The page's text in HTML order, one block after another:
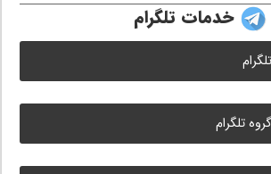
خدمات تلگرام
تلگرام